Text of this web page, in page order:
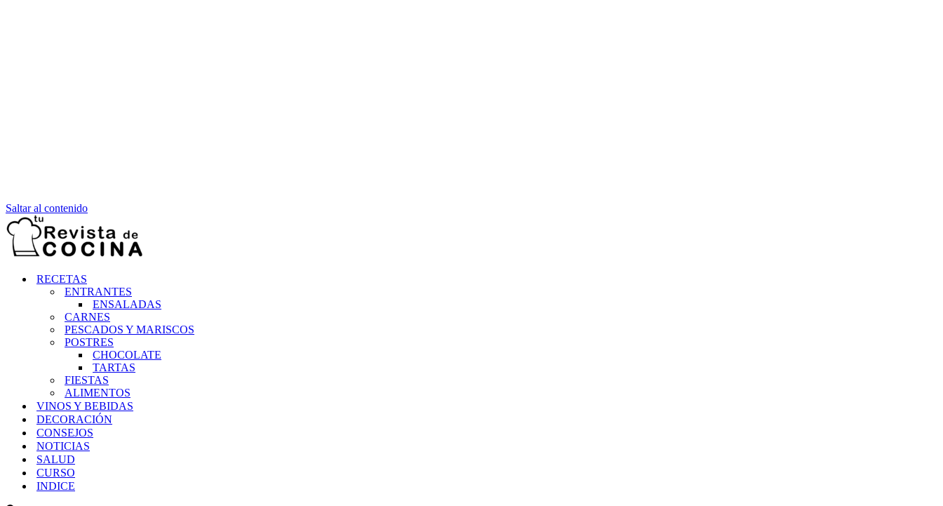
Saltar al contenido
RECETAS
ENTRANTES
ENSALADAS
CARNES
PESCADOS Y MARISCOS
POSTRES
CHOCOLATE
TARTAS
FIESTAS
ALIMENTOS
VINOS Y BEBIDAS
DECORACIÓN
CONSEJOS
NOTICIAS
SALUD
CURSO
INDICE